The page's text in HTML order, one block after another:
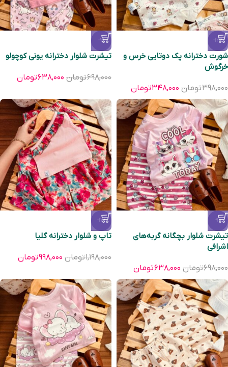
-13%
شورت دخترانه پک دوتایی خرس و
خرگوش
۳۹۸,۰۰۰تومان ۳۴۸,۰۰۰تومان
-9%
تیشرت شلوار دخترانه یونی کوچولو
۶۹۸,۰۰۰تومان ۶۳۸,۰۰۰تومان
-9%
تیشرت شلوار بچگانه گربه‌های
اشرافی
۶۹۸,۰۰۰تومان ۶۳۸,۰۰۰تومان
-17%
تاپ و شلوار دخترانه گلیا
۱,۱۹۸,۰۰۰تومان ۹۹۸,۰۰۰تومان